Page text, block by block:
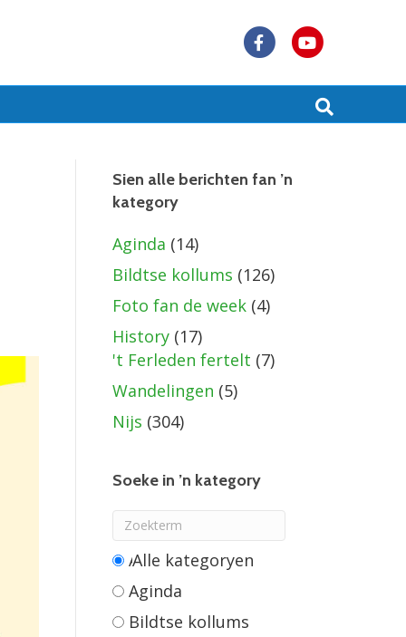
b
u
Sien alle berichten fan ’n
kategory
Aginda (14)
Bildtse kollums (126)
Foto fan de week(4)
History(17)
't Ferleden fertelt (7)
Wandelingen (5)
Nijs (304)
Soeke in ’n kategory
Alle categorieën
Aginda
Bildtse kollums